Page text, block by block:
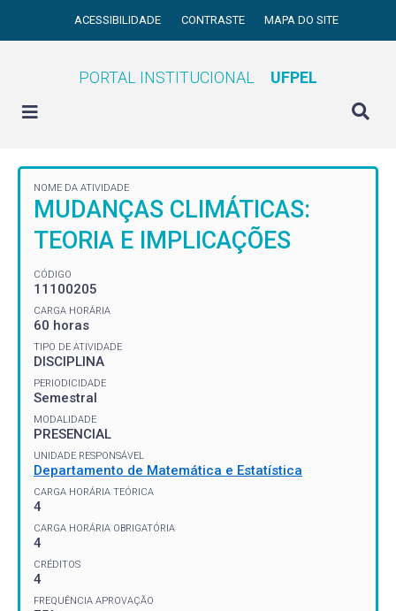
ACESSIBILIDADE CONTRASTE MAPA DO SITE
PORTAL INSTITUCIONAL UFPEL
NOME DA ATIVIDADE
MUDANÇAS CLIMÁTICAS:
TEORIA E IMPLICAÇÕES
CÓDIGO
11100205
CARGA HORÁRIA
60 horas
TIPO DE ATIVIDADE
DISCIPLINA
PERIODICIDADE
Semestral
MODALIDADE
PRESENCIAL
UNIDADE RESPONSÁVEL
Departamento de Matemática e Estatística
CARGA HORÁRIA TEÓRICA
4
CARGA HORÁRIA OBRIGATÓRIA
4
CRÉDITOS
4
FREQUÊNCIA APROVAÇÃO